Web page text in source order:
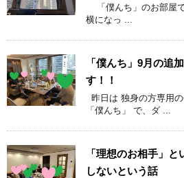
「僕んち」のお部屋
横になっ ...
「僕んち」9月の追
す！！
昨日は 独身の方専用
「僕んち」 で、ダ ...
「理想のお相手」
しないという話